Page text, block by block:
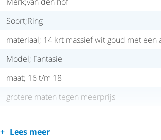
Soort;Ring
materiaal; 14 krt massief wit goud met een
Model; Fantasie
maat; 16 t/m 18
grotere maten tegen meerprijs
Lees meer